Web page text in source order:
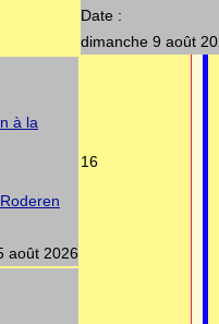
Date :
dimanche 9 août
à la
août 2026
16